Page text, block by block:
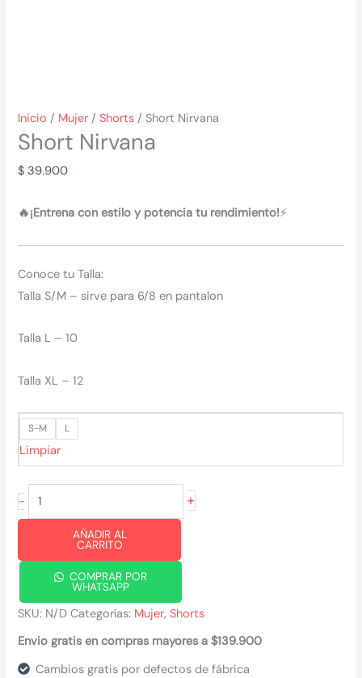
Inicio / Mujer /Shorts / Short Nirvana
Short Nirvana
$ 39.900
🔥¡Entrena con estilo y potencia tu rendimiento!⚡
Conoce tu Talla:
Talla S/M – sirve para 6/8 en pantalon
Talla L – 10
Talla XL – 12
S-M L
Limpiar
-
Short
Nirvana
cantidad
+
AÑADIR AL
CARRITO
COMPRAR POR
WHATSAPP
SKU: N/D Categorías: Mujer,Shorts
Envio gratis en compras mayores a $139.900
Cambios gratis por defectos de fábrica